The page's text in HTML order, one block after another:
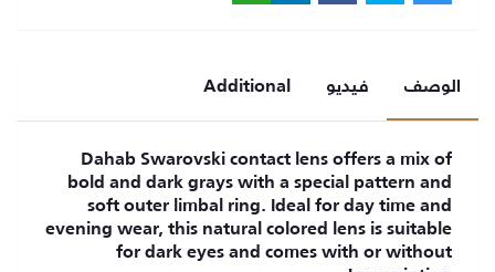
الوصف فيديو Additional
Dahab Swarovski contact lens offers a mix of
bold and dark grays with a special pattern and
soft outer limbal ring. Ideal for day time and
evening wear, this natural colored lens is suitable
for dark eyes and comes with or without